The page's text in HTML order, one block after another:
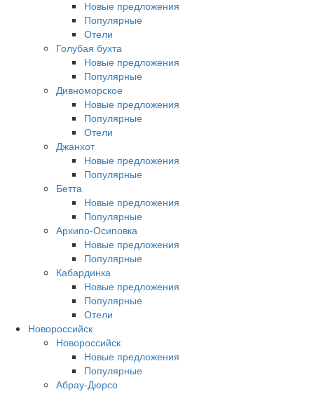
Новые предложения
Популярные
Отели
Голубая бухта
Новые предложения
Популярные
Дивноморское
Новые предложения
Популярные
Отели
Джанхот
Новые предложения
Популярные
Бетта
Новые предложения
Популярные
Архипо-Осиповка
Новые предложения
Популярные
Кабардинка
Новые предложения
Популярные
Отели
Новороссийск
Новороссийск
Новые предложения
Популярные
Абрау-Дюрсо